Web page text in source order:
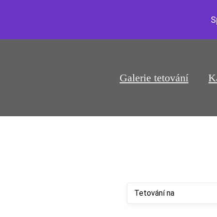
Galerie tetování
Tetování na